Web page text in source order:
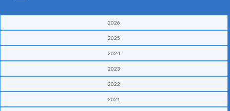
2026
2025
2024
2023
2022
2021